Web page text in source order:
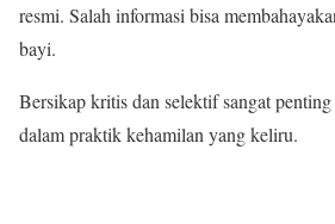
resmi. Salah informasi bisa
bayi.
Bersikap kritis dan selektif sangat
dalam praktik kehamilan yang keliru.